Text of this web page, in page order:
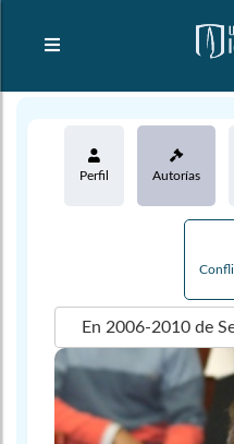
Perfil Autorías
En 2006-2010 de